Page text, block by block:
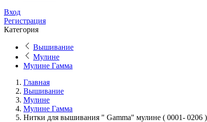
Вход
Регистрация
Категория
Вышивание
Мулине
Мулине Гамма
Главная
Вышивание
Мулине
Мулине Гамма
Нитки для вышивания " Gamma" мулине ( 0001-